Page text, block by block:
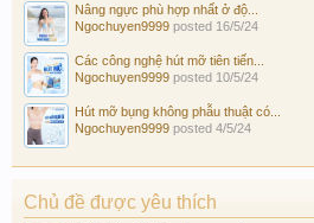
Nâng ngực phù hợp nhất ở độ...
Ngochuyen9999 posted 16/5/24
Các công nghệ hút mỡ tiên tiến...
Ngochuyen9999 posted 10/5/24
Hút mỡ bụng không phẫu thuật có...
Ngochuyen9999 posted 4/5/24
Chủ đề được yêu thích